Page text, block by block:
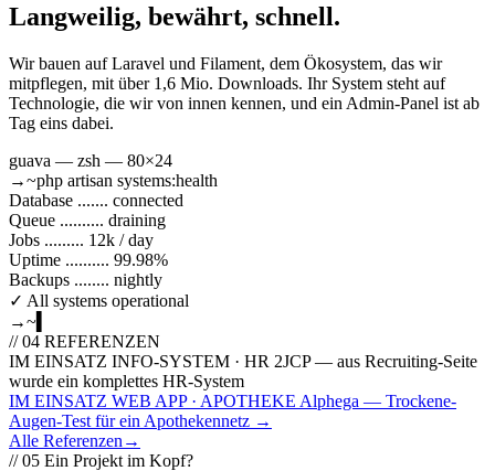
Langweilig, bewährt, schnell.
Wir bauen auf Laravel und Filament, dem Ökosystem, das wir
mitpflegen, mit über 1,6 Mio. Downloads. Ihr System steht auf
Technologie, die wir von innen kennen, und ein Admin-Panel ist ab
Tag eins dabei.
guava — zsh — 80×24
→~php artisan systems:health
Database ....... connected
Queue .......... draining
Jobs ......... 12k / day
Uptime .......... 99.98%
Backups ........ nightly
✓ All systems operational
→~
// 04 REFERENZEN
IM EINSATZ INFO-SYSTEM · HR 2JCP — aus Recruiting-Seite
wurde ein komplettes HR-System
IM EINSATZ WEB APP · APOTHEKE Alphega — Trockene-
Augen-Test für ein Apothekennetz →
Alle Referenzen →
// 05 Ein Projekt im Kopf?